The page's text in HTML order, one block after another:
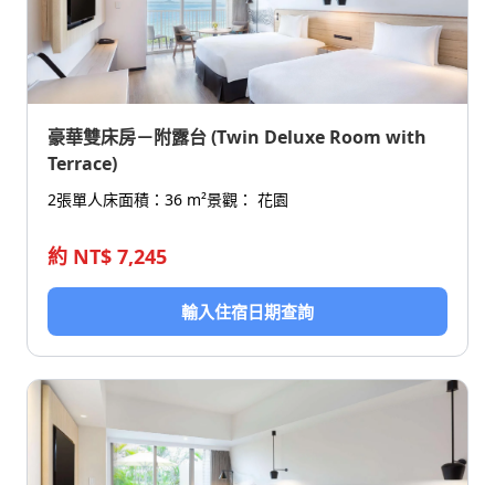
豪華雙床房－附露台 (Twin Deluxe Room with
Terrace)
2張單人床面積：36 m²景觀： 花園
約 NT$ 7,245
輸入住宿日期查詢